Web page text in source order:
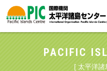
PACIFIC
[ 太平洋諸